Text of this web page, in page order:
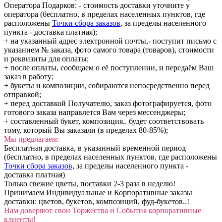
Оператора Подарков: - стоимость доставки уточните у
оператора (бесплатно, в пределах населенных пунктов, где
расположены Точки сбора заказов, за пределы населенного
пункта - доставка платная);
+ на указанный адрес электронной почты,- поступит письмо с
указанием № заказа, фото самого товара (товаров), стоимости
и реквизиты для оплаты;
+ после оплаты, сообщаем о её поступлении, и передаём Ваш
заказ в работу;
+ букеты и композиции, собираются непосредственно перед
отправкой;
+ перед доставкой Получателю, заказ фотографируется, фото
готового заказа направлется Вам через мессенджеры;
+ составленный букет, композиция.. будет соответствовать
тому, который Вы заказали (в пределах 80-85%);
Мы предлагаем:
Бесплатная доставка, в указанный временной период
(бесплатно, в пределах населенных пунктов, где расположены
Точки сбора заказов, за пределы населенного пункта -
доставка платная)
Только свежие цветы, поставки 2-3 раза в неделю!
Принимаем Индивидуальные и Корпоративные заказы
доставки: цветов, букетов, композиций, фуд-букетов..!
Нам доверяют свои Торжества и События корпоративные
клиенты!